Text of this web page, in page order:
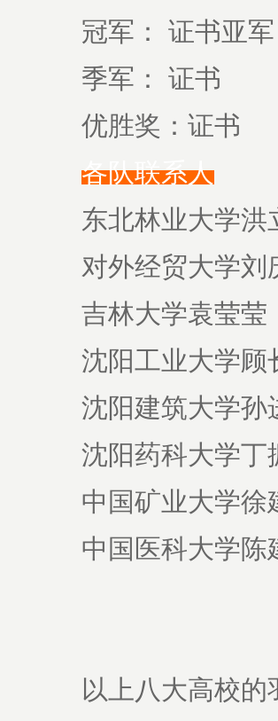
冠军： 证书亚
季军： 证书
优胜奖：证书
各队联系人
东北林业大学洪
对外经贸大学刘
吉林大学袁莹莹
沈阳工业大学顾
沈阳建筑大学孙
沈阳药科大学丁
中国矿业大学徐
中国医科大学陈
以上八大高校